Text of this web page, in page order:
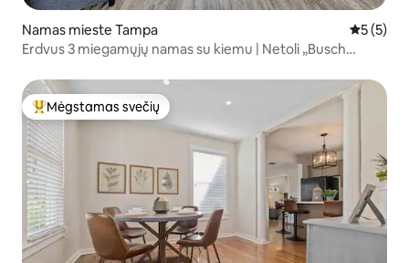
Namas mieste Tampa Vidutinis
5 (5)
Erdvus 3 miegamųjų namas su kiemu | Netoli „Busch
Svečių mėgstamiausias
Mėgstamas svečių